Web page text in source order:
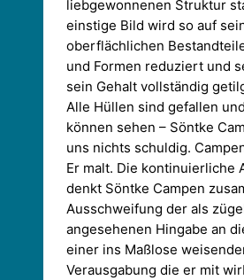
liebgewonnenen Struktur
einstige Bild wird so auf
oberflächlichen
und Formen reduziert und
sein Gehalt vollständig
Alle Hüllen sind gefallen
können sehen – Söntke
uns nichts schuldig.
Er malt. Die kontinuierliche
denkt Söntke Campen
Ausschweifung der als
angesehenen Hingabe an
einer ins Maßlose
Verausgabung die er mit